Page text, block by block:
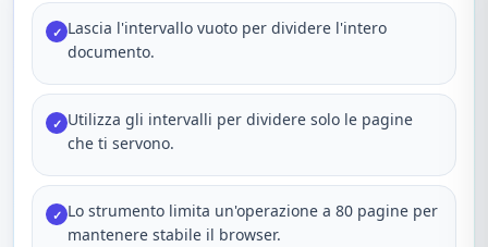
✓ Lascia l'intervallo vuoto per dividere l'intero
documento.
✓ Utilizza gli intervalli per dividere solo le pagine
che ti servono.
✓ Lo strumento limita un'operazione a 80 pagine per
mantenere stabile il browser.